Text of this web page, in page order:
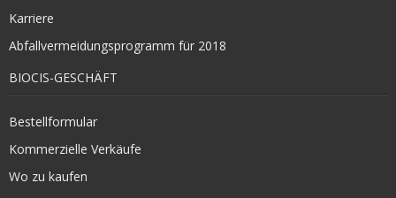
Karriere
Abfallvermeidungsprogramm für 2018
BIOCIS-GESCHÄFT
Bestellformular
Kommerzielle Verkäufe
Wo zu kaufen